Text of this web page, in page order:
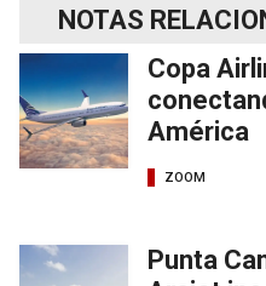
NOTAS
Copa
América
ZOOM
Punta